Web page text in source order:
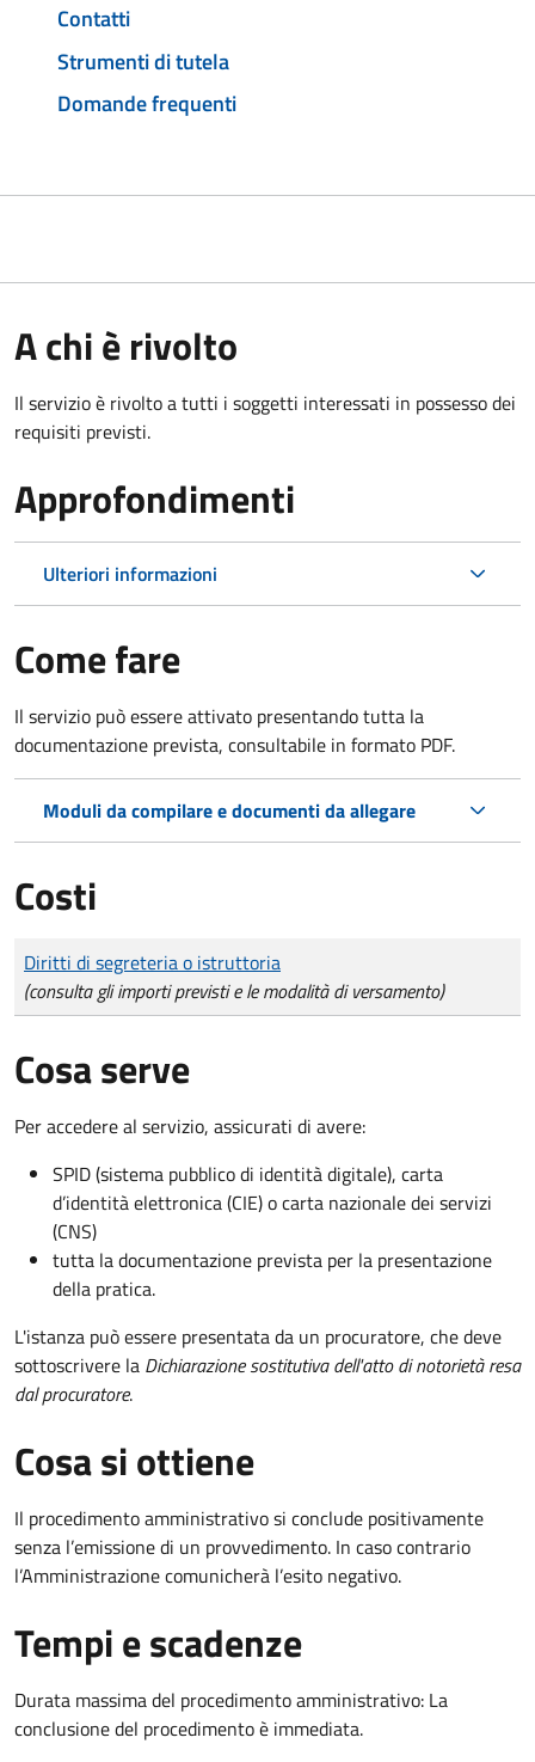
Contatti
Strumenti di tutela
Domande frequenti
A chi è rivolto
Il servizio è rivolto a tutti i soggetti interessati in possesso dei
requisiti previsti.
Approfondimenti
Ulteriori informazioni
Come fare
Il servizio può essere attivato presentando tutta la
documentazione prevista, consultabile in formato PDF.
Moduli da compilare e documenti da allegare
Costi
Tipo di pagamento
Importo
Diritti di segreteria o istruttoria
(consulta gli importi previsti e le modalità di versamento)
Cosa serve
Per accedere al servizio, assicurati di avere:
SPID (sistema pubblico di identità digitale), carta
d’identità elettronica (CIE) o carta nazionale dei servizi
(CNS)
tutta la documentazione prevista per la presentazione
della pratica.
L'istanza può essere presentata da un procuratore, che deve
sottoscrivere la Dichiarazione sostitutiva dell'atto di notorietà resa
dal procuratore.
Cosa si ottiene
Il procedimento amministrativo si conclude positivamente
senza l’emissione di un provvedimento. In caso contrario
l’Amministrazione comunicherà l’esito negativo.
Tempi e scadenze
Durata massima del procedimento amministrativo: La
conclusione del procedimento è immediata.